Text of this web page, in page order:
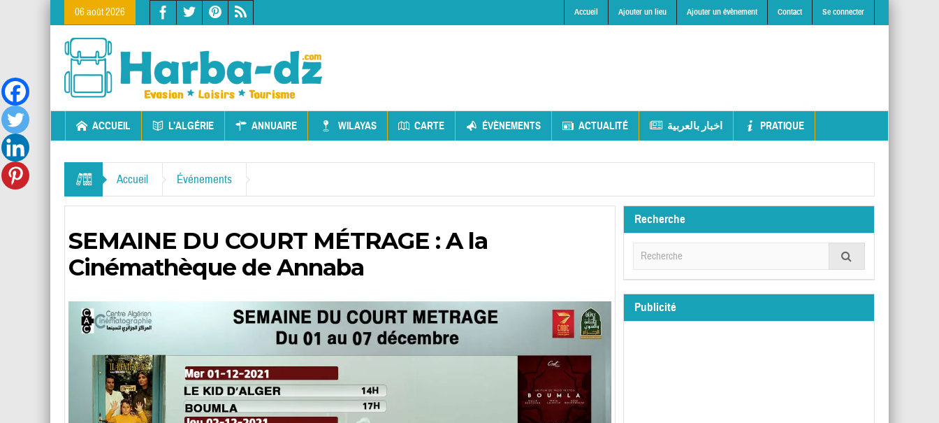
06 août 2026 Accueil Ajouter un lieu Ajouter un évènement Contact Se connecter
ACCUEIL L’ALGÉRIE ANNUAIRE WILAYAS CARTE ÉVÈNEMENTS ACTUALITÉ اخبار بالعربية PRATIQUE
Accueil Événements
SEMAINE DU COURT MÉTRAGE : A la
Cinémathèque de Annaba
Recherche
Publicité